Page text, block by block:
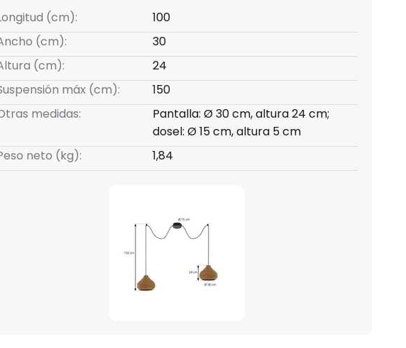
(cm):
100
(cm):
30
(cm):
24
máx (cm):
150
medidas:
Pantalla: Ø 30 cm, altura 24 cm;
dosel: Ø 15 cm, altura 5 cm
neto (kg):
1,84